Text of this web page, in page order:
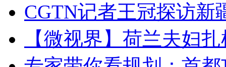
CGTN记者王冠探访新
【微视界】荷兰夫妇